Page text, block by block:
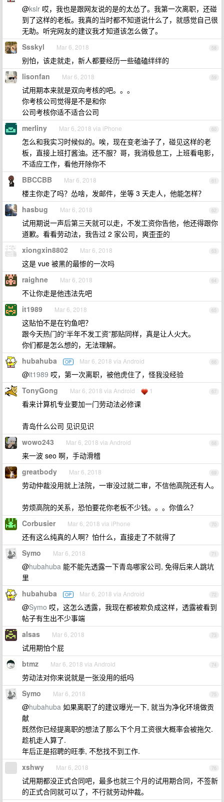
@kslr 哎，我也是跟网友说的是的太怂了。我第一次离职，还碰
到了这样的老板。我真的当时都不知道说什么了，就感觉自己很
无助。听完网友的建议我才知道该怎么做了。
58
Ssskyl Mar 6, 2018
别怕，该走就走，新人都要经历一些磕磕绊绊的
59
lisonfan Mar 6, 2018
试用期本来就是双向考核的吧。。。
你考核公司觉得是不是和你
公司考核你适不适合公司
60
merliny Mar 6, 2018 via iPhone
怎么和我实习时候似的。唉，现在变老油子了，碰见这样的老
板，直接上班打酱油。还不服？哥，我消极怠工，上班看电影，
不适应工作，看他开除你不
61
BBCCBB Mar 6, 2018
楼主你走了吗？怂啥，发邮件，坐等 3 天走人，他能怎样？
62
hasbug Mar 6, 2018
试用期说一声后第三天就可以走，不发工资你告他，他还得跟你
道歉。看看劳动法，我告过 2 家公司，爽歪歪的
63
xiongxin8802 Mar 6, 2018
这是 vue 被黑的最惨的一次吗
64
raighne Mar 6, 2018
不让你走是他违法先吧
65
it1989 Mar 6, 2018
这贴怕不是在钓鱼吧？
跟今天热门的“半年不发工资”那贴同样，真是让人火大。
你们都是怎么想的，无法理解。
66
hubahuba OP Mar 6, 2018 via Android
@it1989 哎，第一次离职，被他虎住了，怪我没经验
67
TonyGong Mar 6, 2018 via Android 1
看来计算机专业要加一门劳动法必修课
青岛什么公司 见识见识
68
wowo243 Mar 6, 2018 via Android
来一波 seo 啊，手动滑稽
69
greatbody Mar 6, 2018
劳动仲裁没用就上法院，一审没过就二审，不信他高院还有人。
劳烦高院的关系，恐怕要花你老板不少钱。。。你值么？
70
Corbusier Mar 6, 2018 via iPhone
还有这么纯真的人啊？怕什么，直接走了不就得了
71
Symo Mar 6, 2018
@hubahuba 能不能先透露一下青岛哪家公司, 免得后来人跳坑
里
72
hubahuba OP Mar 6, 2018 via Android
@Symo 哎，这怎么透露，我现在都被欺负成这样，透露被看到
帖子有生出不少事端
73
alsas Mar 6, 2018
试用期怕个屁
74
btmz Mar 6, 2018 via Android
劳动法对你来说就是一张没用的纸吗
75
Symo Mar 6, 2018
@hubahuba 如果离职了的建议曝光一下, 就当为净化环境做贡
献
既然你已经提离职的想法了那么下个月工资很大概率会被拖欠.
趁机走人算了.
年后正是招聘的旺季, 不愁找不到工作.
76
xshwy Mar 6, 2018
试用期都没正式合同吧，最多也就三个月的试用期合同，不签新
的正式合同就可以了，不行就劳动仲裁。